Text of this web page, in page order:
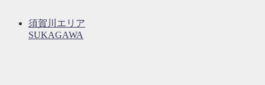
須賀川エリア
SUKAGAWA